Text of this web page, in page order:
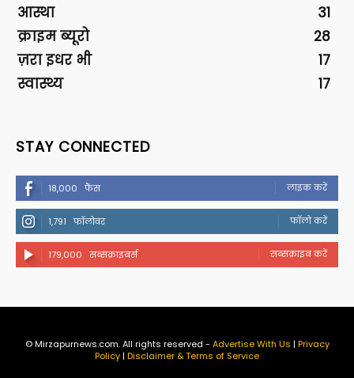
आस्था
31
क्राइम ब्यूरो
28
ज़रा इधर भी
17
स्वास्थ्य
17
STAY CONNECTED
18,000 फैंस लाइक करें
1,791 फॉलोवर फॉलो करें
179,000 सब्सक्राइबर्स सब्सक्राइब करें
© Mirzapurnews.com. All rights reserved - Advertise With Us | Privacy
Policy| Disclaimer & Terms of Service